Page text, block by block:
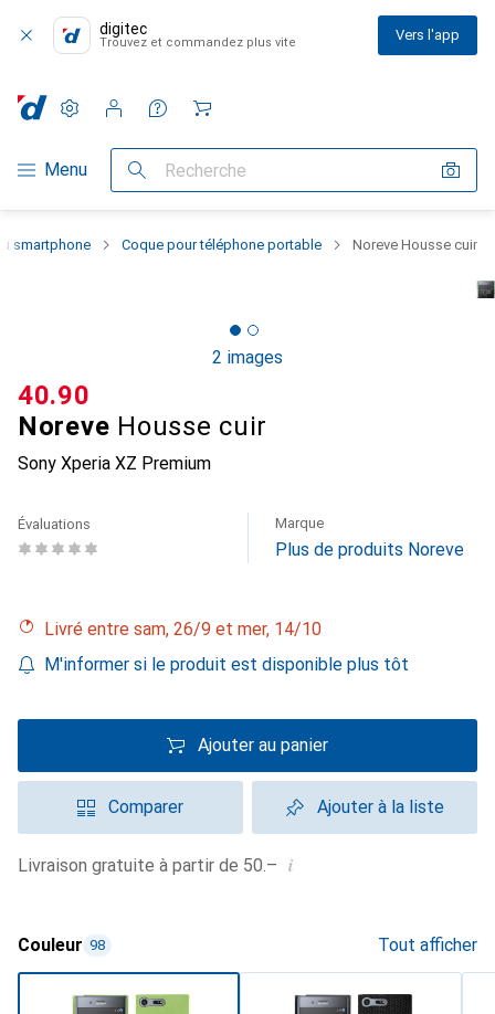
digitec
Trouvez et commandez plus vite Vers l'app
Navigation par catégorie
Menu Recherche
Paramètres
Compte client
Listes de comparaison
Listes d'envies
Panier
smartphone Coque pour téléphone portable Noreve Housse cuir
2 images
Noreve Housse cuir
Sony Xperia XZ Premium
CHF
40.90
Évaluations Marque
Plus de produits Noreve
Livré entre sam, 26/9 et mer, 14/10
M'informer si le produit est disponible plus tôt
Ajouter au panier
Comparer Ajouter à la liste
Livraison gratuite à partir de 50.– i
Couleur 98 Tout afficher